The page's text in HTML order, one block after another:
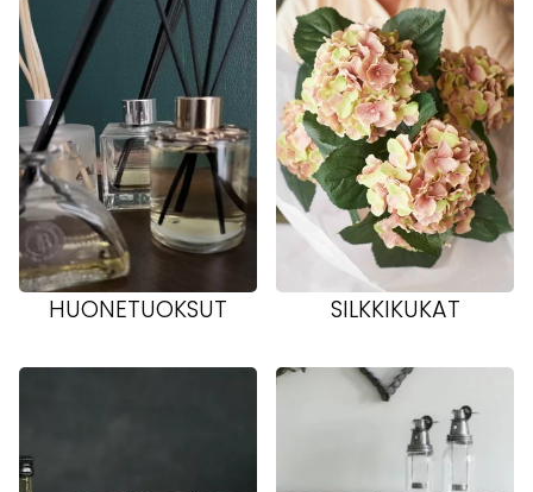
HUONETUOKSUT SILKKIKUKAT